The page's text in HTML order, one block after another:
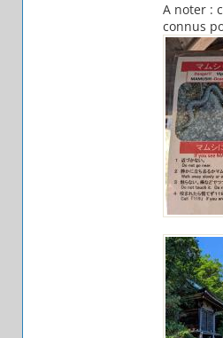
A noter :
connus